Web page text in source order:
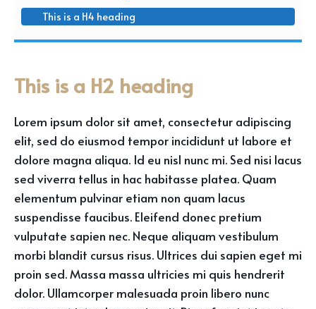
This is a H4 heading
This is a H2 heading
Lorem ipsum dolor sit amet, consectetur adipiscing
elit, sed do eiusmod tempor incididunt ut labore et
dolore magna aliqua. Id eu nisl nunc mi. Sed nisi lacus
sed viverra tellus in hac habitasse platea. Quam
elementum pulvinar etiam non quam lacus
suspendisse faucibus. Eleifend donec pretium
vulputate sapien nec. Neque aliquam vestibulum
morbi blandit cursus risus. Ultrices dui sapien eget mi
proin sed. Massa massa ultricies mi quis hendrerit
dolor. Ullamcorper malesuada proin libero nunc